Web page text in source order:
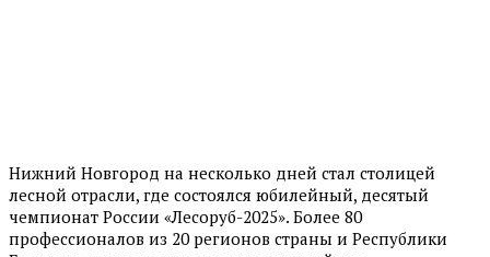
Нижний Новгород на несколько дней стал столицей
лесной отрасли, где состоялся юбилейный, десятый
чемпионат России «Лесоруб-2025». Более 80
профессионалов из 20 регионов страны и Республики